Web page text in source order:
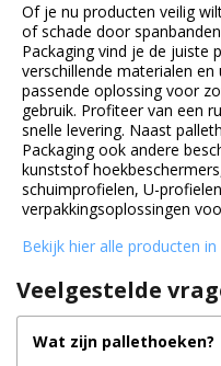
Of je nu producten veilig
of schade door
Packaging vind je de juiste
verschillende materialen
passende oplossing voor
gebruik. Profiteer van een
snelle levering. Naast
Packaging ook andere
kunststof
schuimprofielen, U-
verpakkingsoplossingen
Bekijk hier alle producten
Veelgestelde
Wat zijn pallethoeken?